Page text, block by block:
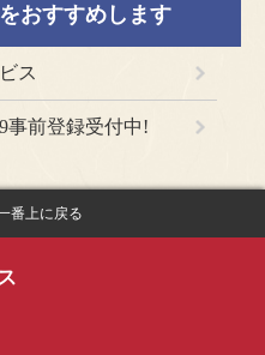
おすすめします
ス
事前登録受付中!
番上に戻る